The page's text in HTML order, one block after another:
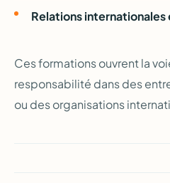
Relations
Ces formations ouvrent la
responsabilité dans des
ou des organisations